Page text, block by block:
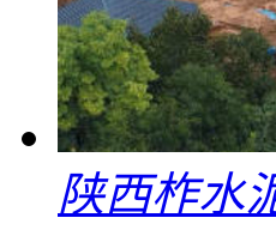
陕西柞水